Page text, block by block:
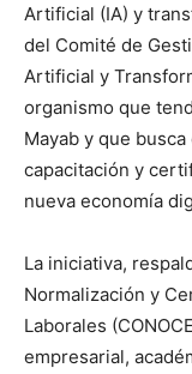
Artificial (IA) y
del Comité de
Artificial y
organismo que
Mayab y que
capacitación y
nueva economía
La iniciativa,
Normalización y
Laborales
empresarial,